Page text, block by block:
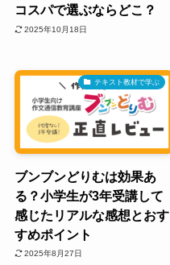
コスパで選ぶならどこ？
2025年10月18日
テキスト教材で学ぶ
ブンブンどりむは効果あ
る？小学生が3年受講して
感じたリアルな感想とおす
すめポイント
2025年8月27日